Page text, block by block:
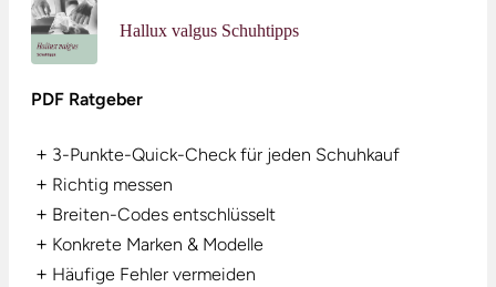
Hallux valgus Schuhtipps
PDF Ratgeber
+ 3-Punkte-Quick-Check für jeden Schuhkauf
+ Richtig messen
+ Breiten-Codes entschlüsselt
+ Konkrete Marken & Modelle
+ Häufige Fehler vermeiden